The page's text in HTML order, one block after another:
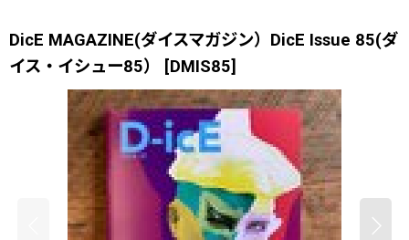
DicE MAGAZINE(ダイスマガジン）DicE Issue 85(ダ
イス・イシュー85）
[DMIS85]